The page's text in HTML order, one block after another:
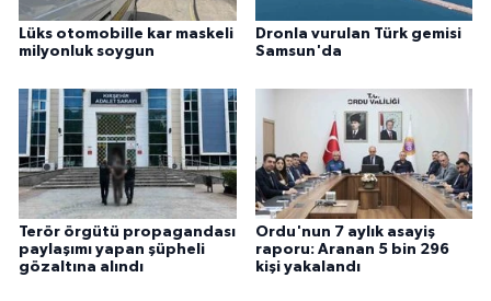
Lüks otomobille kar maskeli
milyonluk soygun
Dronla vurulan Türk gemisi
Samsun'da
Terör örgütü propagandası
paylaşımı yapan şüpheli
gözaltına alındı
Ordu'nun 7 aylık asayiş
raporu: Aranan 5 bin 296
kişi yakalandı